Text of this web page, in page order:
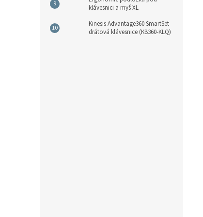
klávesnici a myš XL
Kinesis Advantage360 SmartSet
drátová klávesnice (KB360-KLQ)